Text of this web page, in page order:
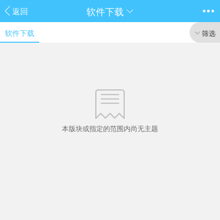
返回 软件下载
软件下载 筛选
本版块或指定的范围内尚无主题